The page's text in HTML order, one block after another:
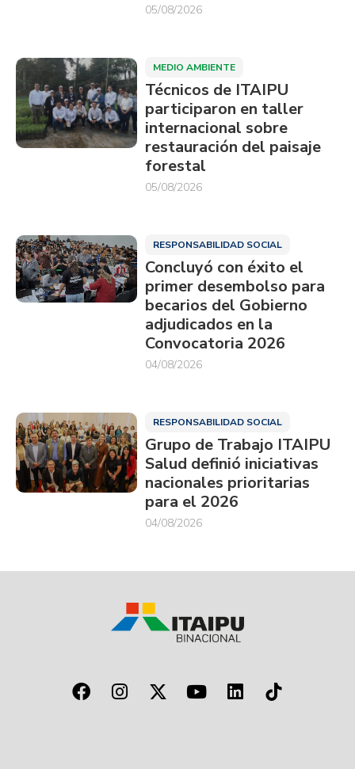
05/08/2026
MEDIO AMBIENTE
Técnicos de ITAIPU
participaron en taller
internacional sobre
restauración del paisaje
forestal
05/08/2026
RESPONSABILIDAD SOCIAL
Concluyó con éxito el
primer desembolso para
becarios del Gobierno
adjudicados en la
Convocatoria 2026
04/08/2026
RESPONSABILIDAD SOCIAL
Grupo de Trabajo ITAIPU
Salud definió iniciativas
nacionales prioritarias
para el 2026
04/08/2026